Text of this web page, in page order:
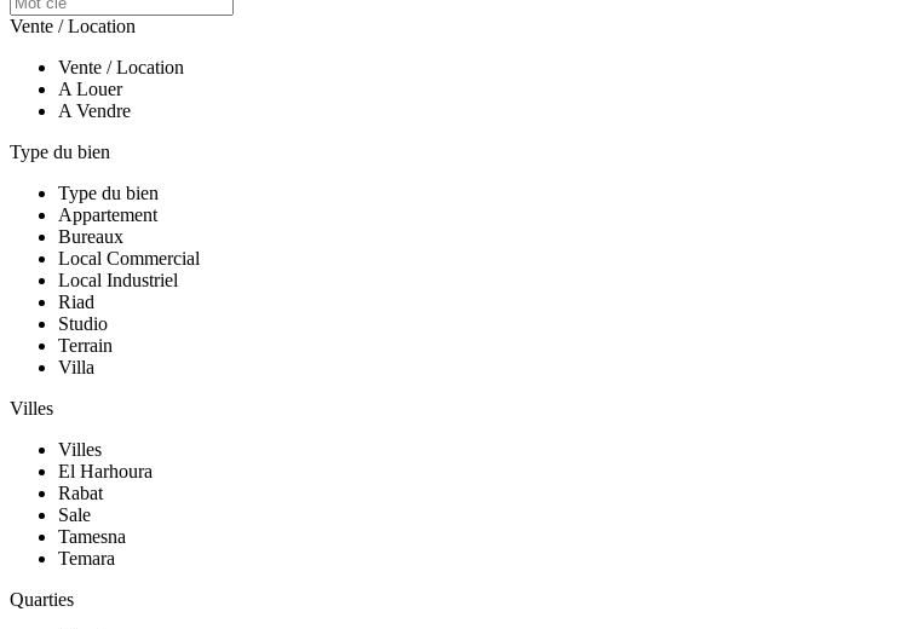
Vente / Location
Vente / Location
A Louer
A Vendre
Type du bien
Type du bien
Appartement
Bureaux
Local Commercial
Local Industriel
Riad
Studio
Terrain
Villa
Villes
Villes
El Harhoura
Rabat
Sale
Tamesna
Temara
Quarties